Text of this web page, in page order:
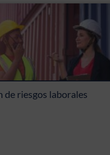
de riesgos laborales